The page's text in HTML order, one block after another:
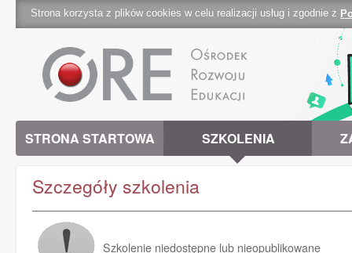
Strona korzysta z plików cookies w celu realizacji usług i zgodnie z
STRONA STARTOWA SZKOLENIA
Szczegóły szkolenia
Szkolenie niedostępne lub nieopublikowane